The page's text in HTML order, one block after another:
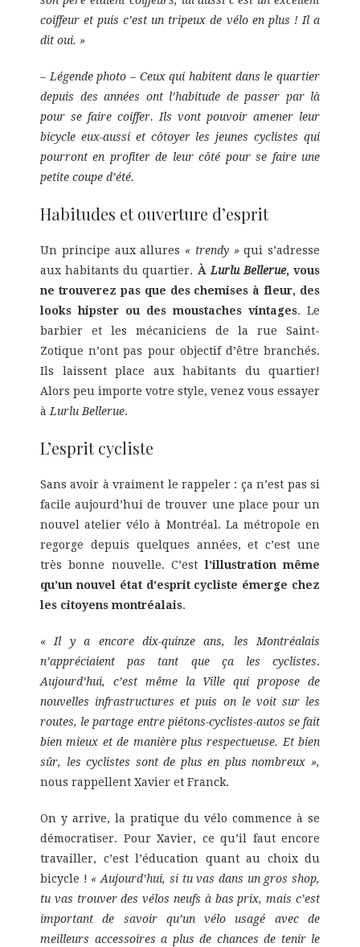
coiffeur et puis c’est un tripeux de vélo en plus ! Il a
dit oui. »
– Légende photo – Ceux qui habitent dans le quartier
depuis des années ont l’habitude de passer par là
pour se faire coiffer. Ils vont pouvoir amener leur
bicycle eux-aussi et côtoyer les jeunes cyclistes qui
pourront en profiter de leur côté pour se faire une
petite coupe d’été.
Habitudes et ouverture d’esprit
Un principe aux allures « trendy »qui s’adresse
aux habitants du quartier. ÀLurlu Bellerue, vous
ne trouverez pas que des chemises à fleur, des
looks hipster ou des moustaches vintages. Le
barbier et les mécaniciens de la rue Saint-
Zotique n’ont pas pour objectif d’être branchés.
Ils laissent place aux habitants du quartier!
Alors peu importe votre style, venez vous essayer
àLurlu Bellerue.
L’esprit cycliste
Sans avoir à vraiment le rappeler : ça n’est pas si
facile aujourd’hui de trouver une place pour un
nouvel atelier vélo à Montréal. La métropole en
regorge depuis quelques années, et c’est une
très bonne nouvelle. C’estl’illustration même
qu’un nouvel état d’esprit cycliste émerge chez
les citoyens montréalais.
« Il y a encore dix-quinze ans, les Montréalais
n’appréciaient pas tant que ça les cyclistes.
Aujourd’hui, c’est même la Ville qui propose de
nouvelles infrastructures et puis on le voit sur les
routes, le partage entre piétons-cyclistes-autos se fait
bien mieux et de manière plus respectueuse. Et bien
sûr, les cyclistes sont de plus en plus nombreux »,
nous rappellent Xavier et Franck.
On y arrive, la pratique du vélo commence à se
démocratiser. Pour Xavier, ce qu’il faut encore
travailler, c’est l’éducation quant au choix du
bicycle ! « Aujourd’hui, si tu vas dans un gros shop,
tu vas trouver des vélos neufs à bas prix, mais c’est
important de savoir qu’un vélo usagé avec de
meilleurs accessoires a plus de chances de tenir le